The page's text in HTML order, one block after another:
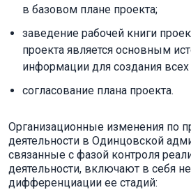
в базовом плане проекта;
заведение рабочей книги
проекта является основным
информации для создания всех
согласование плана проекта.
Организационные изменения по
деятельности в Одинцовской
связанные с фазой контроля
деятельности, включают в себя
дифференциации ее стадий: